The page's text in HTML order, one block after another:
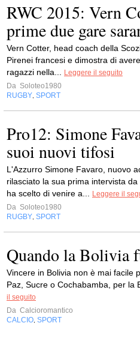
RWC 2015: Vern
prime due gare
Vern Cotter, head coach della
Pirenei francesi e dimostra di
ragazzi nella...
Leggere il seguito
Da Soloteo1980
RUGBY SPORT
Pro12: Simone
suoi nuovi tifosi
L'Azzurro Simone Favaro, nuovo
rilasciato la sua prima intervista
ha scelto di venire a...
Leggere il
Da Soloteo1980
RUGBY SPORT
Quando la Bolivia
Vincere in Bolivia non è mai facile
Paz, Sucre o Cochabamba, per la
il seguito
Da Calcioromantico
CALCIO SPORT